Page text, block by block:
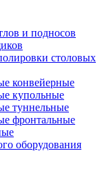
и подносов
столовых
конвейерные
купольные
туннельные
фронтальные
оборудования